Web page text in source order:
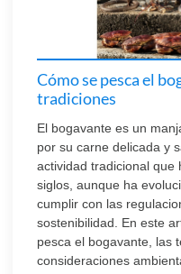
Cómo se pesca el
tradiciones
El bogavante es un
por su carne delicada y
actividad tradicional que
siglos, aunque ha
cumplir con las
sostenibilidad. En este
pesca el bogavante, las
consideraciones